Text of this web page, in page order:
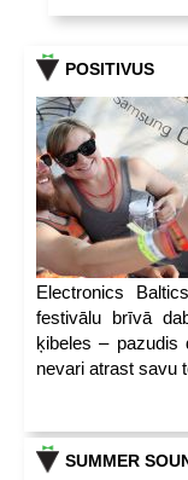
POSITIVUS
Electronics
festivālu brīvā
ķibeles – pazudis
nevari atrast savu
SUMMER